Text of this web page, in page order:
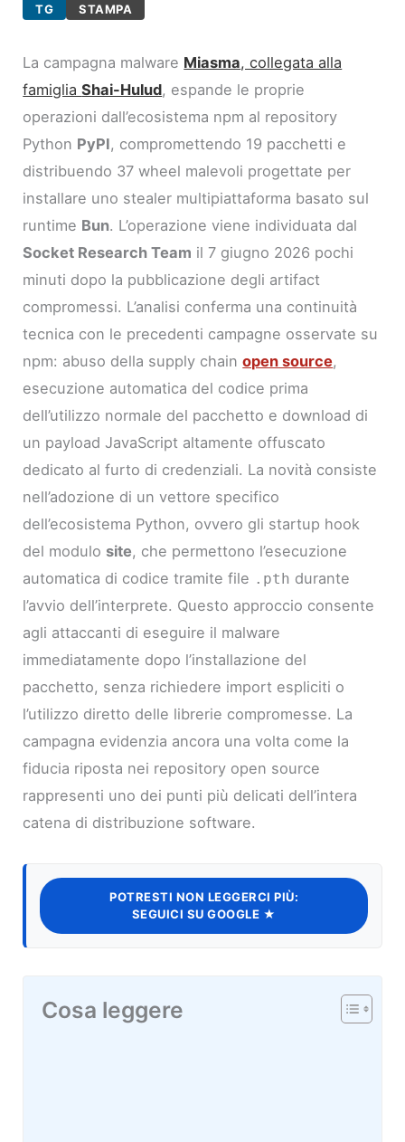
TG STAMPA
La campagna malware Miasma, collegata alla
famigliaShai-Hulud, espande le proprie
operazioni dall’ecosistema npm al repository
Python PyPI, compromettendo 19 pacchetti e
distribuendo 37 wheel malevoli progettate per
installare uno stealer multipiattaforma basato sul
runtime Bun. L’operazione viene individuata dal
Socket Research Team il 7 giugno 2026 pochi
minuti dopo la pubblicazione degli artifact
compromessi. L’analisi conferma una continuità
tecnica con le precedenti campagne osservate su
npm: abuso della supply chainopen source,
esecuzione automatica del codice prima
dell’utilizzo normale del pacchetto e download di
un payload JavaScript altamente offuscato
dedicato al furto di credenziali. La novità consiste
nell’adozione di un vettore specifico
dell’ecosistema Python, ovvero gli startup hook
del modulo site, che permettono l’esecuzione
automatica di codice tramite file .pth durante
l’avvio dell’interprete. Questo approccio consente
agli attaccanti di eseguire il malware
immediatamente dopo l’installazione del
pacchetto, senza richiedere import espliciti o
l’utilizzo diretto delle librerie compromesse. La
campagna evidenzia ancora una volta come la
fiducia riposta nei repository open source
rappresenti uno dei punti più delicati dell’intera
catena di distribuzione software.
POTRESTI NON LEGGERCI PIÙ:
SEGUICI SU GOOGLE ★
Cosa leggere